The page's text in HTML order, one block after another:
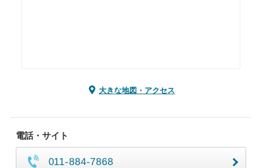
大きな地図・アクセス
電話・サイト
011-884-7868